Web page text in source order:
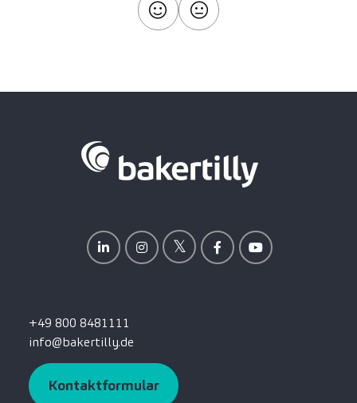
+49 800 8481111
info@bakertilly.de
Kontaktformular